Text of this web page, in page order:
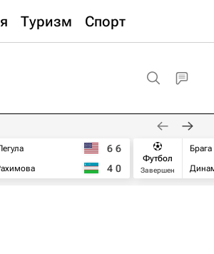
Туризм Спорт
6 6
4 0
Футбол
Завершен
Брага